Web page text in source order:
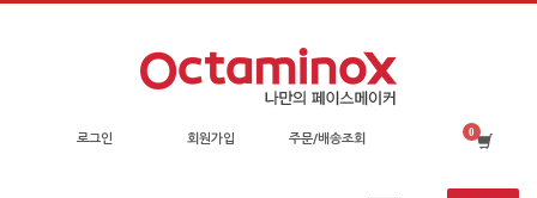
로그인 회원가입 주문/배송조회